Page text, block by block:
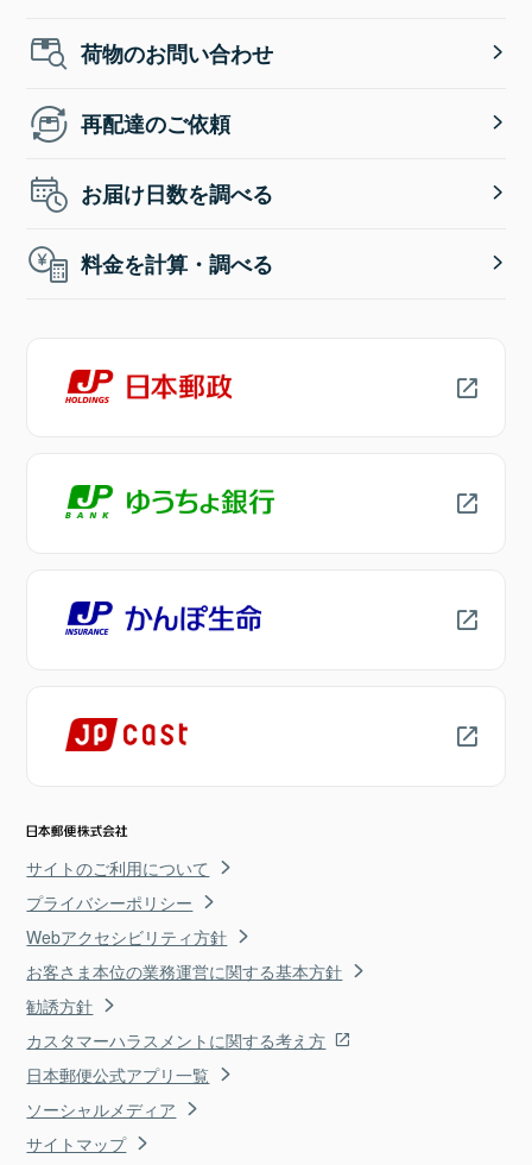
荷物のお問い合わせ
再配達のご依頼
お届け日数を調べる
料金を計算・調べる
サイトのご利用について
プライバシーポリシー
Webアクセシビリティ方針
お客さま本位の業務運営に関する基本方針
勧誘方針
カスタマーハラスメントに関する考え方
日本郵便公式アプリ一覧
ソーシャルメディア
サイトマップ